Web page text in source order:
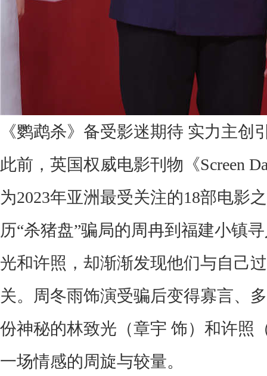
《鹦鹉杀》 备受影迷期待 实力主创
此前 ，英国权威电影刊物《Screen
为2023年亚洲最受关注的18部电影
历“杀猪盘”骗局的周冉到福建小镇
光和许照，却渐渐发现他们与自己
关。 周冬雨饰演受骗后变得寡言、
份神秘的林致光（章宇 饰）和许照
一场情感的周旋与较量。